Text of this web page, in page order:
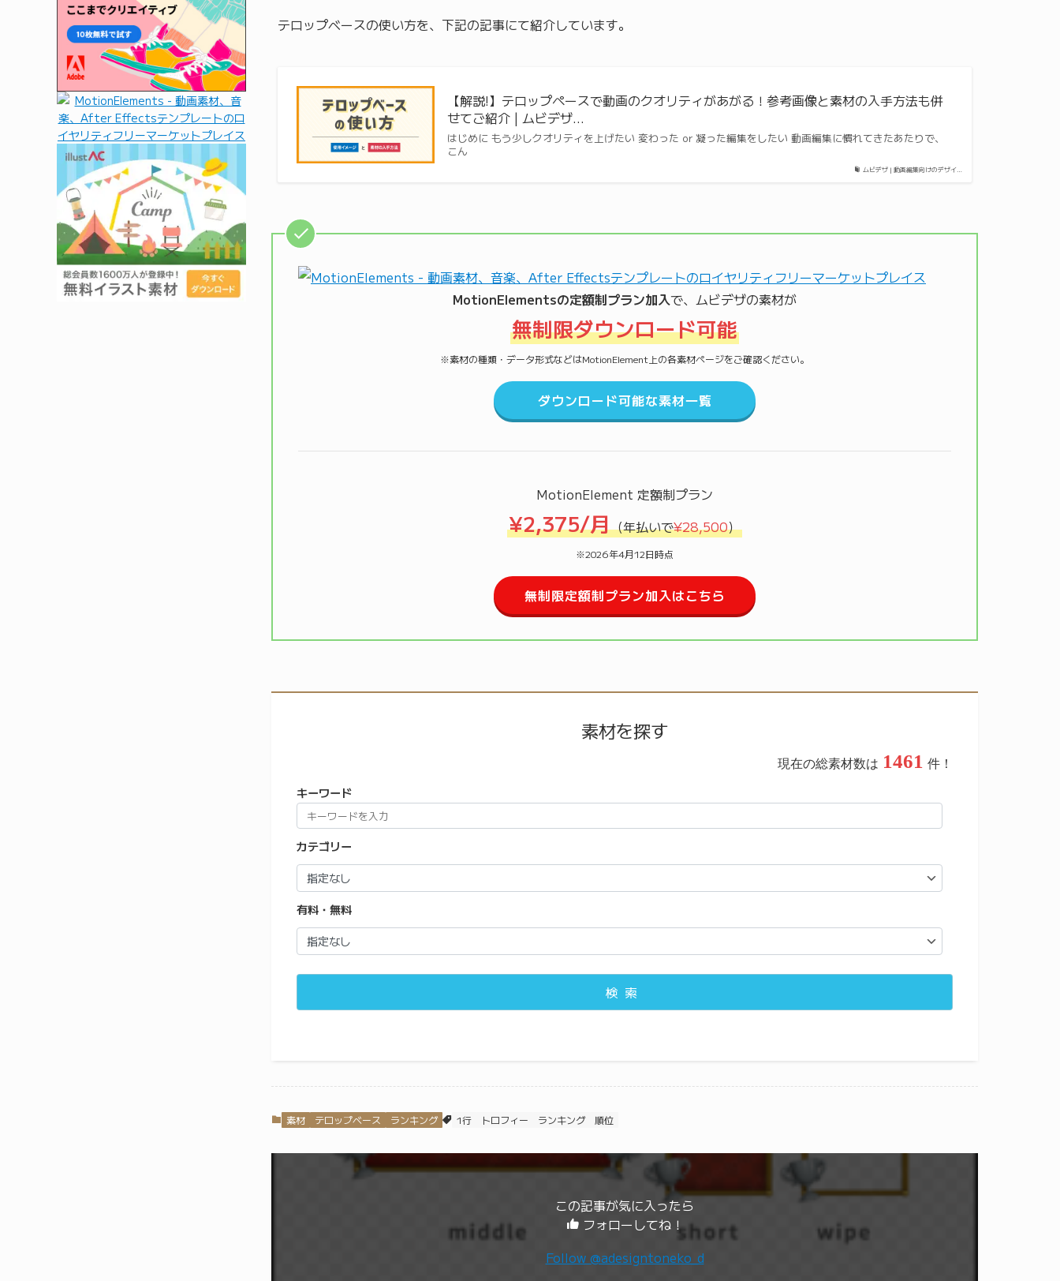
テロップベースの使い方を、下記の記事にて紹介しています。
ムビデザ | 動画編集向けのデザイ…
【解説!】テロップペースで動画のクオリティがあがる！参考画像と素材の入手方法も併
せてご紹介 | ムビデザ…
はじめに もう少しクオリティを上げたい 変わった or 凝った編集をしたい 動画編集に慣れてきたあたりで、
こん
MotionElementsの定額制プラン加入で、ムビデザの素材が
無制限ダウンロード可能
※素材の種類・データ形式などはMotionElement上の各素材ページをご確認ください。
ダウンロード可能な素材一覧
MotionElement 定額制プラン
¥2,375/月（年払いで¥28,500）
※2026年4月12日時点
無制限定額制プラン加入はこちら
素材を探す
現在の総素材数は 1461 件！
キーワード
カテゴリー
有料・無料
検索
素材 テロップベース ランキング 1行 トロフィー ランキング 順位
この記事が気に入ったら
フォローしてね！
Follow @adesigntoneko_d